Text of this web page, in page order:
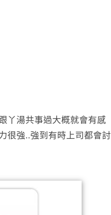
丫湯共事過大概就會有感
很強..強到有時上司都會討